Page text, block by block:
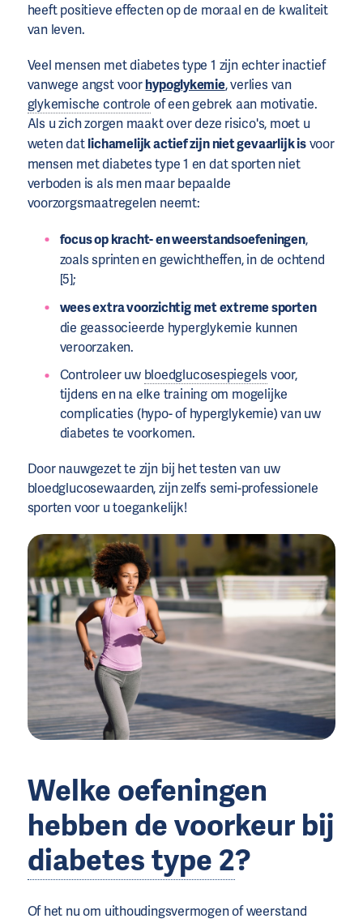
heeft positieve effecten op de moraal en de kwaliteit
van leven.
Veel mensen met diabetes type 1 zijn echter inactief
vanwege angst voorhypoglykemie, verlies van
glykemische controle of een gebrek aan motivatie.
Als u zich zorgen maakt over deze risico's, moet u
weten datlichamelijk actief zijn niet gevaarlijk isvoor
mensen met diabetes type 1 en dat sporten niet
verboden is als men maar bepaalde
voorzorgsmaatregelen neemt:
focus op kracht- en weerstandsoefeningen,
zoals sprinten en gewichtheffen, in de ochtend
[5];
wees extra voorzichtig met extreme sporten
die geassocieerde hyperglykemie kunnen
veroorzaken.
Controleer uw bloedglucosespiegels voor,
tijdens en na elke training om mogelijke
complicaties (hypo- of hyperglykemie) van uw
diabetes te voorkomen.
Door nauwgezet te zijn bij het testen van uw
bloedglucosewaarden, zijn zelfs semi-professionele
sporten voor u toegankelijk!
Welke oefeningen
hebben de voorkeur bij
diabetes type 2?
Of het nu om uithoudingsvermogen of weerstand